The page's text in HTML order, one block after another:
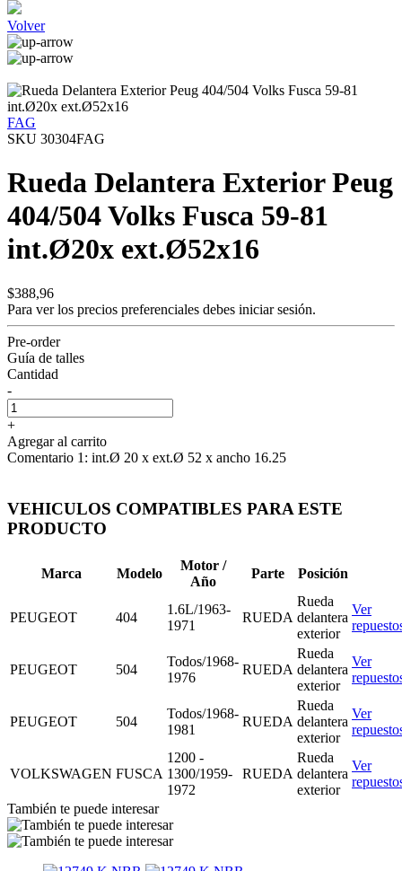
Volver
FAG
SKU 30304FAG
Rueda Delantera Exterior Peug
404/504 Volks Fusca 59-81
int.Ø20x ext.Ø52x16
$388,96
Para ver los precios preferenciales debes iniciar sesión.
Pre-order
Guía de talles
Cantidad
-
+
Agregar al carrito
Comentario 1: int.Ø 20 x ext.Ø 52 x ancho 16.25
VEHICULOS COMPATIBLES PARA ESTE
PRODUCTO
Marca Modelo
Motor /
Año
Parte Posición
PEUGEOT 404
1.6L/1963-
1971
RUEDA
Rueda
delantera
exterior
Ver
PEUGEOT 504
Todos/1968-
1976
RUEDA
Rueda
delantera
exterior
Ver
PEUGEOT 504
Todos/1968-
1981
RUEDA
Rueda
delantera
exterior
Ver
VOLKSWAGEN FUSCA
1200 -
1300/1959-
1972
RUEDA
Rueda
delantera
exterior
Ver
También te puede interesar